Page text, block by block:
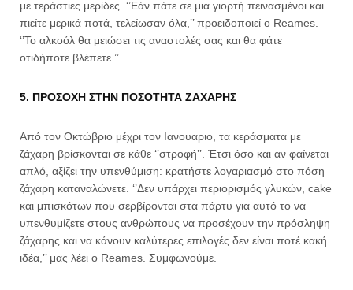
με τεράστιες μερίδες. ‘’Εάν πάτε σε μια γιορτή πεινασμένοι και
πιείτε μερικά ποτά, τελείωσαν όλα,’’ προειδοποιεί o Reames.
‘’Το αλκοόλ θα μειώσει τις αναστολές σας και θα φάτε
οτιδήποτε βλέπετε.’’
5. ΠΡΟΣΟΧΗ ΣΤΗΝ ΠΟΣΟΤΗΤΑ ΖΑΧΑΡΗΣ
Από τον Οκτώβριο μέχρι τον Ιανουαριο, τα κεράσματα με
ζάχαρη βρίσκονται σε κάθε ‘’στροφή’’. Έτσι όσο και αν φαίνεται
απλό, αξίζει την υπενθύμιση: κρατήστε λογαριασμό στο πόση
ζάχαρη καταναλώνετε. ‘’Δεν υπάρχει περιορισμός γλυκών, cake
και μπισκότων που σερβίρονται στα πάρτυ για αυτό το να
υπενθυμίζετε στους ανθρώπους να προσέχουν την πρόσληψη
ζάχαρης και να κάνουν καλύτερες επιλογές δεν είναι ποτέ κακή
ιδέα,’’ μας λέει ο Reames. Συμφωνούμε.